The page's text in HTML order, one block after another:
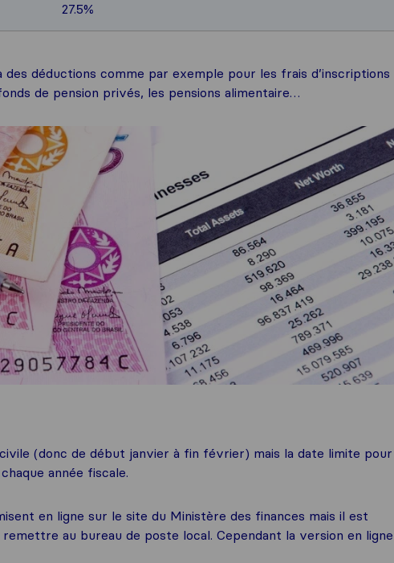
27.5%
déductions comme par exemple pour les frais d’inscriptions
de pension privés, les pensions alimentaire…
(donc de début janvier à fin février) mais la date limite pour
année fiscale.
en ligne sur le site du Ministère des finances mais il est
au bureau de poste local. Cependant la version en ligne